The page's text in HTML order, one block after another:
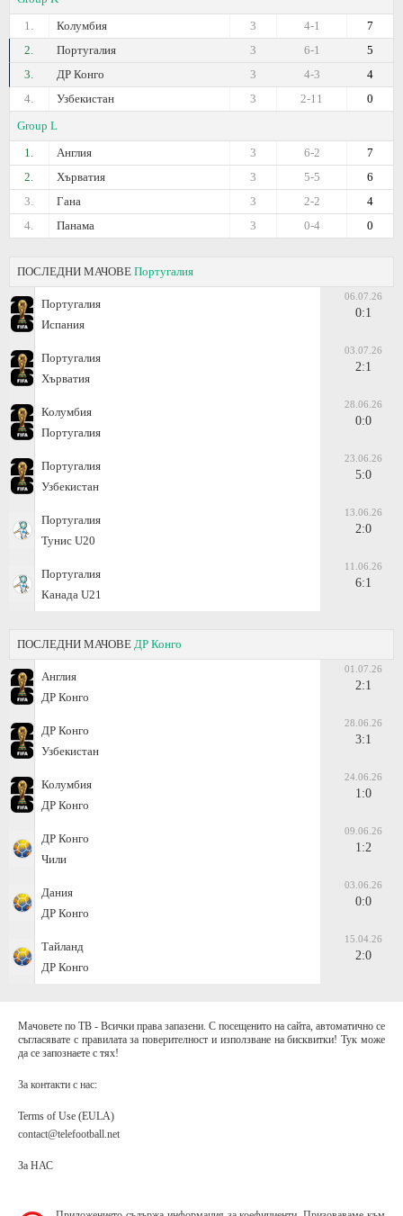
1.
Колумбия 7
4-1
3
2.
Португалия 5
6-1
3
3.
ДР Конго 4
4-3
3
4.
Узбекистан 0
2-11
3
Group L
1.
Англия 7
6-2
3
2.
Хърватия 6
5-5
3
3.
Гана 4
2-2
3
4.
Панама 0
0-4
3
ПОСЛЕДНИ МАЧОВЕ Португалия
Португалия
Испания
06.07.26
0:1
Португалия
Хърватия
03.07.26
2:1
Колумбия
Португалия
28.06.26
0:0
Португалия
Узбекистан
23.06.26
5:0
Португалия
Тунис U20
13.06.26
2:0
Португалия
Канада U21
11.06.26
6:1
ПОСЛЕДНИ МАЧОВЕ ДР Конго
Англия
ДР Конго
01.07.26
2:1
ДР Конго
Узбекистан
28.06.26
3:1
Колумбия
ДР Конго
24.06.26
1:0
ДР Конго
Чили
09.06.26
1:2
Дания
ДР Конго
03.06.26
0:0
Тайланд
ДР Конго
15.04.26
2:0
Мачовете по ТВ - Всички права запазени. С посещенито на сайта, автоматично се
съгласявате с правилата за поверителност и използване на бисквитки! Тук може
да се запознаете с тях!
За контакти с нас:
Terms of Use (EULA)
contact@telefootball.net
За НАС